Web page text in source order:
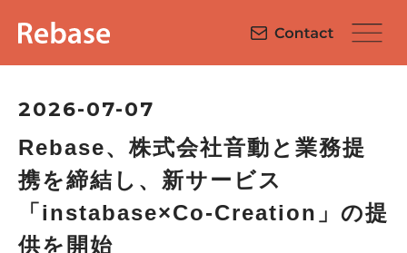
2026-07-07
Rebase、株式会社音動と業務提
携を締結し、新サービス
「instabase×Co-Creation」の提
供を開始